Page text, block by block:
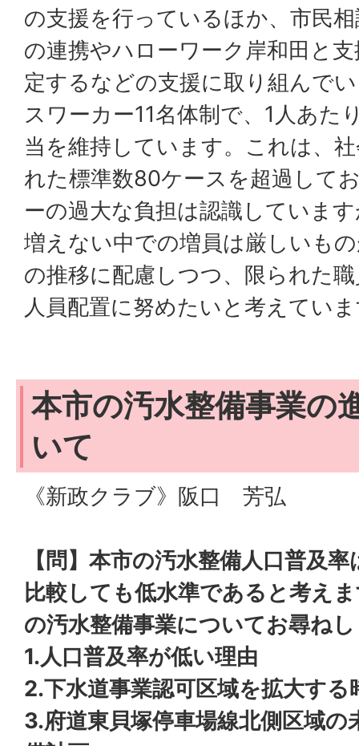
の支援を行っているほか、市民
の連携やハローワーク岸和田と
定するなどの支援に取り組んで
スワーカー11名体制で、1人あた
当を維持しています。これは、
れた標準数80ケースを超過して
ーの過大な負担は認識していま
増えない中での増員は厳しいも
の推移に配慮しつつ、限られた
人員配置に努めたいと考えてい
本市の汚水整備事業の
いて
《新政クラブ》阪口 芳弘
【問】本市の汚水整備人口普及
比較しても低水準であると考え
の汚水整備事業についてお尋ね
1.人口普及率が低い理由
2.下水道事業認可区域を拡大する
3.府道東貝塚停車場線北側区域の